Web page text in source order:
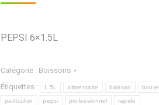
PEPSI 6×1.5L
Catégorie : Boissons
Étiquettes :
1.5L alimentaire boisson
particulier pepsi professionnel rapide